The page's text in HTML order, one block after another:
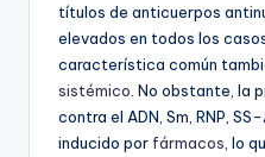
títulos de anticuerpos
elevados en todos los
característica común
sistémico . No obstante, la
contra el ADN, Sm, RNP,
inducido por fármacos , lo